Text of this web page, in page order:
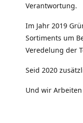
Verantwortung.
Im Jahr 2019
Sortiments um
Veredelung der
Seid 2020
Und wir